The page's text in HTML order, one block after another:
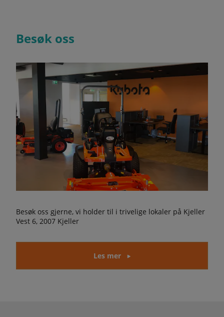
Besøk oss
Besøk oss gjerne, vi holder til i trivelige lokaler på Kjeller
Vest 6, 2007 Kjeller
Les mer